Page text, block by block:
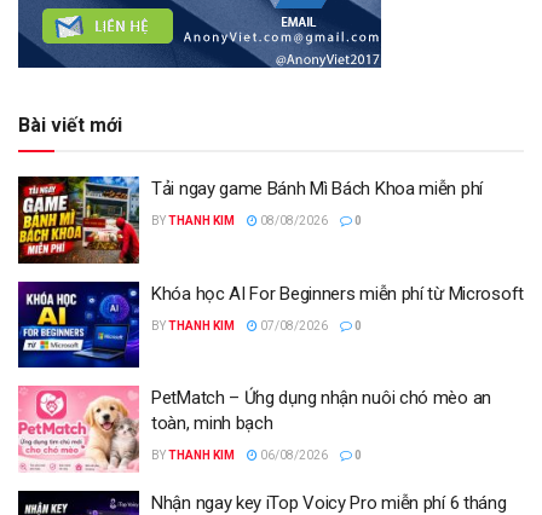
Bài viết mới
Tải ngay game Bánh Mì Bách Khoa miễn phí
BYTHANH KIM 08/08/2026 0
Khóa học AI For Beginners miễn phí từ Microsoft
BYTHANH KIM 07/08/2026 0
PetMatch – Ứng dụng nhận nuôi chó mèo an
toàn, minh bạch
BYTHANH KIM 06/08/2026 0
Nhận ngay key iTop Voicy Pro miễn phí 6 tháng